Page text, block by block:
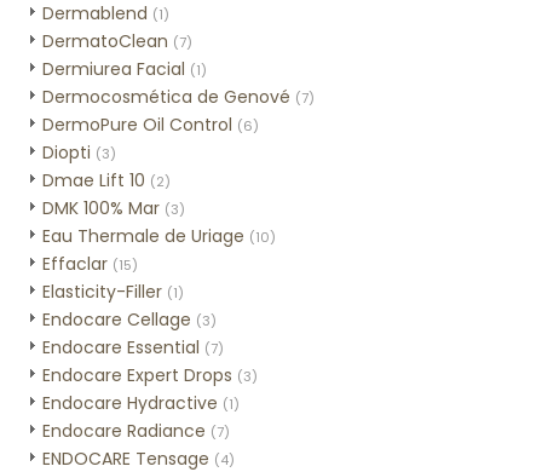
Dermablend (1)
DermatoClean (7)
Dermiurea Facial (1)
Dermocosmética de Genové (7)
DermoPure Oil Control (6)
Diopti (3)
Dmae Lift 10 (2)
DMK 100% Mar (3)
Eau Thermale de Uriage (10)
Effaclar (15)
Elasticity-Filler (1)
Endocare Cellage (3)
Endocare Essential (7)
Endocare Expert Drops (3)
Endocare Hydractive (1)
Endocare Radiance (7)
ENDOCARE Tensage (4)